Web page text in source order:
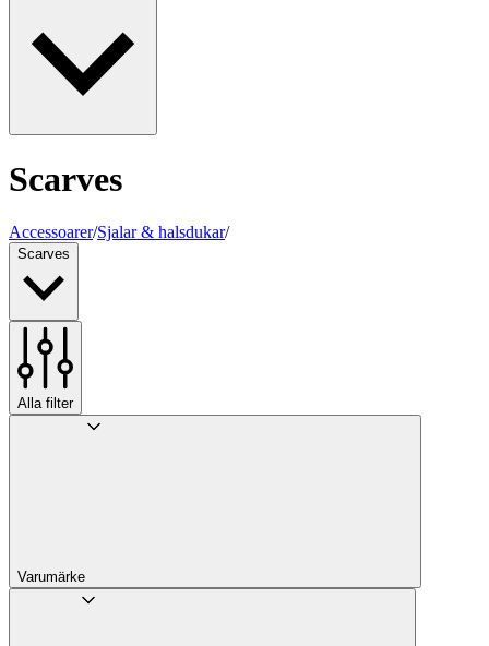
Scarves
Accessoarer/Sjalar & halsdukar/
Scarves
Alla filter
Varumärke